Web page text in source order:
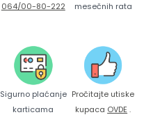
064/00-80-222
mesečnih rata
Sigurno plaćanje
karticama
Pročitajte utiske
kupaca OVDE .